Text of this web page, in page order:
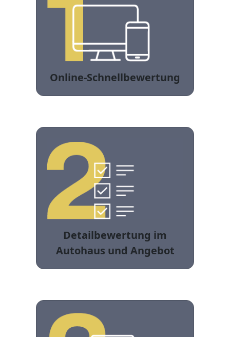
Online-Schnellbewertung
Detailbewertung im
Autohaus und Angebot